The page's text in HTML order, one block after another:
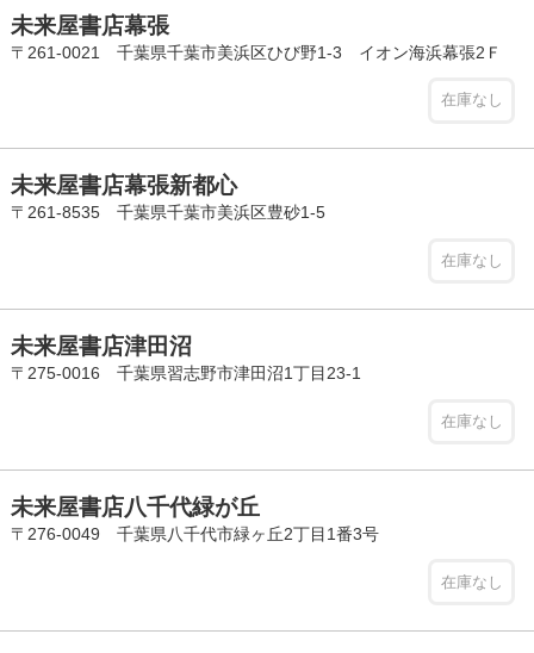
未来屋書店幕張
〒261-0021 千葉県千葉市美浜区ひび野1-3 イオン海浜幕張2Ｆ
在庫なし
未来屋書店幕張新都心
〒261-8535 千葉県千葉市美浜区豊砂1-5
在庫なし
未来屋書店津田沼
〒275-0016 千葉県習志野市津田沼1丁目23-1
在庫なし
未来屋書店八千代緑が丘
〒276-0049 千葉県八千代市緑ヶ丘2丁目1番3号
在庫なし